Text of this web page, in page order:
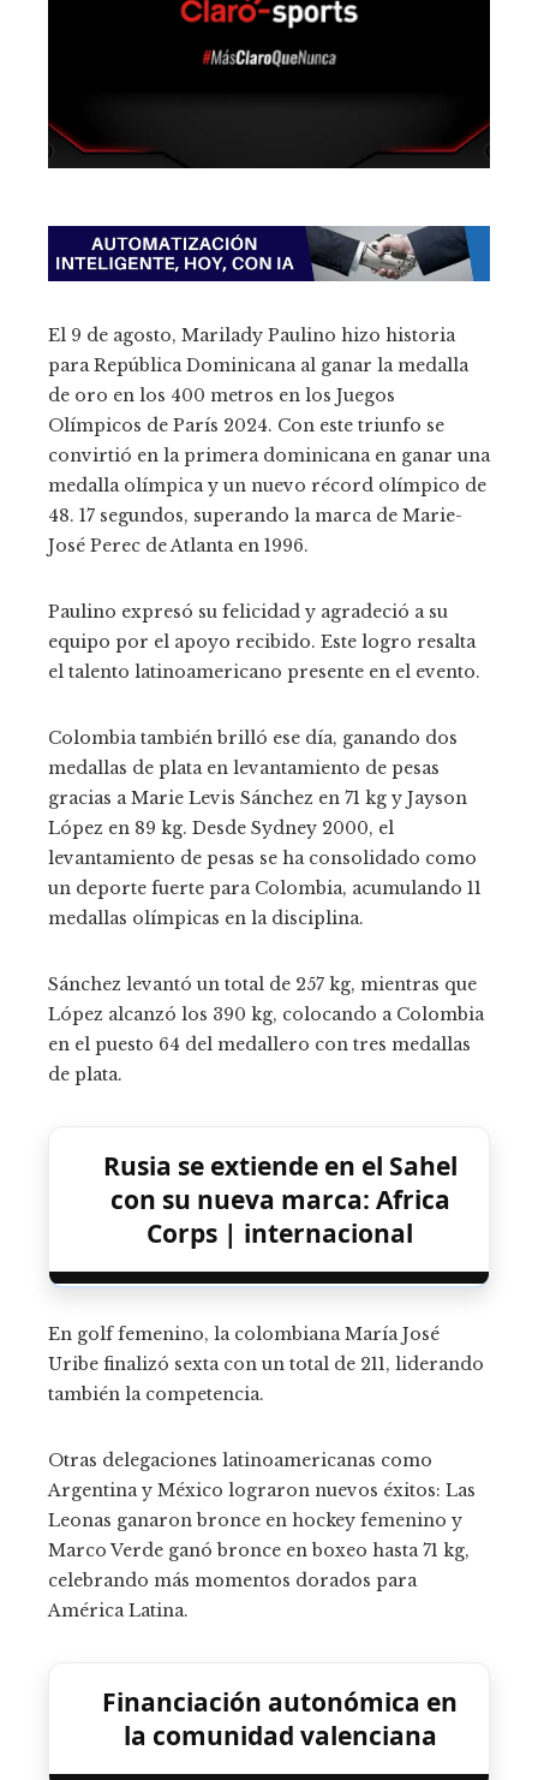
El 9 de agosto, Marilady Paulino hizo historia
para República Dominicana al ganar la medalla
de oro en los 400 metros en los Juegos
Olímpicos de París 2024. Con este triunfo se
convirtió en la primera dominicana en ganar una
medalla olímpica y un nuevo récord olímpico de
48. 17 segundos, superando la marca de Marie-
José Perec de Atlanta en 1996.
Paulino expresó su felicidad y agradeció a su
equipo por el apoyo recibido. Este logro resalta
el talento latinoamericano presente en el evento.
Colombia también brilló ese día, ganando dos
medallas de plata en levantamiento de pesas
gracias a Marie Levis Sánchez en 71 kg y Jayson
López en 89 kg. Desde Sydney 2000, el
levantamiento de pesas se ha consolidado como
un deporte fuerte para Colombia, acumulando 11
medallas olímpicas en la disciplina.
Sánchez levantó un total de 257 kg, mientras que
López alcanzó los 390 kg, colocando a Colombia
en el puesto 64 del medallero con tres medallas
de plata.
Rusia se extiende en el Sahel
con su nueva marca: Africa
Corps | internacional
En golf femenino, la colombiana María José
Uribe finalizó sexta con un total de 211, liderando
también la competencia.
Otras delegaciones latinoamericanas como
Argentina y México lograron nuevos éxitos: Las
Leonas ganaron bronce en hockey femenino y
Marco Verde ganó bronce en boxeo hasta 71 kg,
celebrando más momentos dorados para
América Latina.
Financiación autonómica en
la comunidad valenciana